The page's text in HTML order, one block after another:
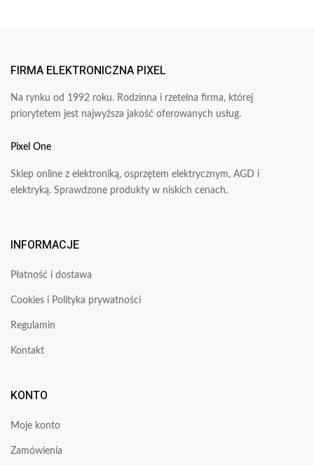
FIRMA ELEKTRONICZNA PIXEL
Na rynku od 1992 roku. Rodzinna i rzetelna firma, której
priorytetem jest najwyższa jakość oferowanych usług.
Pixel One
Sklep online z elektroniką, osprzętem elektrycznym, AGD i
elektryką. Sprawdzone produkty w niskich cenach.
INFORMACJE
Płatność i dostawa
Cookies i Polityka prywatności
Regulamin
Kontakt
KONTO
Moje konto
Zamówienia